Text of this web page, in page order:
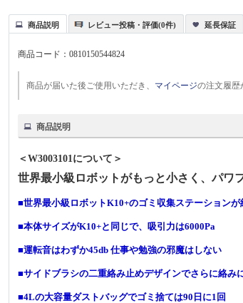
商品説明 レビュー投稿・評価(0件) 延長保証
商品コード：0810150544824
商品が届いた後ご使用いただき、 マイページの注文履歴
商品説明
＜W3003101について＞
世界最小級ロボットがもっと小さく、パワ
■世界最小級ロボットK10+のゴミ収集ステーション
■本体サイズがK10+と同じで、吸引力は6000Pa
■運転音はわずか45db 仕事や勉強の邪魔はしない
■サイドブラシの二重絡み止めデザインでさらに絡み
■4Lの大容量ダストバッグでゴミ捨ては90日に1回